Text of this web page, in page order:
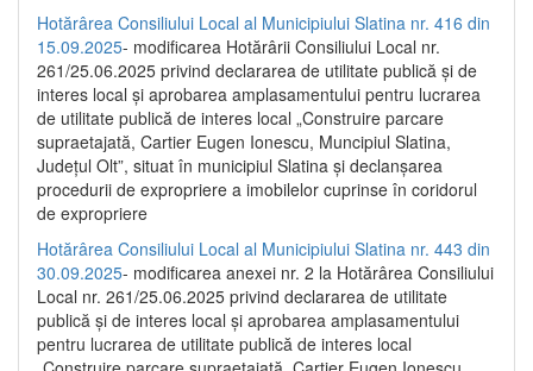
Hotărârea Consiliului Local al Municipiului Slatina nr. 416 din
15.09.2025- modificarea Hotărârii Consiliului Local nr.
261/25.06.2025 privind declararea de utilitate publică și de
interes local și aprobarea amplasamentului pentru lucrarea
de utilitate publică de interes local „Construire parcare
supraetajată, Cartier Eugen Ionescu, Muncipiul Slatina,
Județul Olt”, situat în municipiul Slatina și declanșarea
procedurii de expropriere a imobilelor cuprinse în coridorul
de expropriere
Hotărârea Consiliului Local al Municipiului Slatina nr. 443 din
30.09.2025- modificarea anexei nr. 2 la Hotărârea Consiliului
Local nr. 261/25.06.2025 privind declararea de utilitate
publică şi de interes local şi aprobarea amplasamentului
pentru lucrarea de utilitate publică de interes local